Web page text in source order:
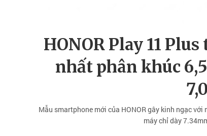
HONOR Play 11
nhất phân khúc
Mẫu smartphone mới của HONOR gây kinh ngạc
máy chỉ dày